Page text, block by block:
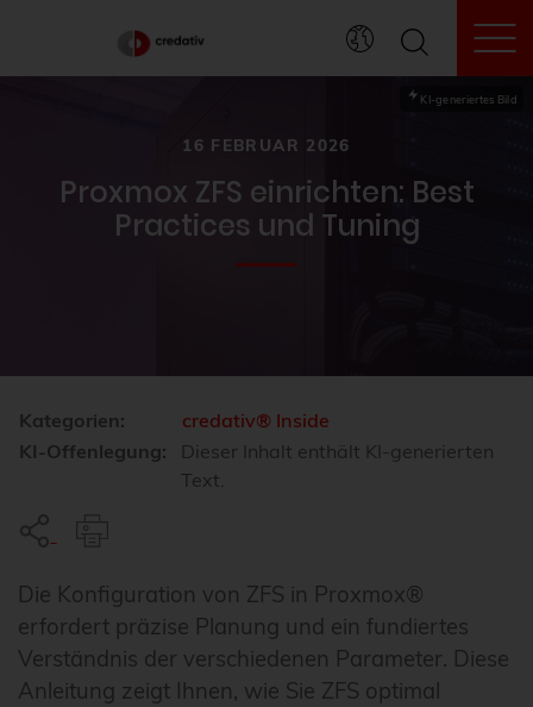
KI-generiertes Bild
16 FEBRUAR 2026
Proxmox ZFS einrichten: Best
Practices und Tuning
Kategorien:
credativ® Inside
KI-Offenlegung:
Dieser Inhalt enthält KI-generierten
Text.
Die Konfiguration von ZFS in Proxmox®
erfordert präzise Planung und ein fundiertes
Verständnis der verschiedenen Parameter. Diese
Anleitung zeigt Ihnen, wie Sie ZFS optimal